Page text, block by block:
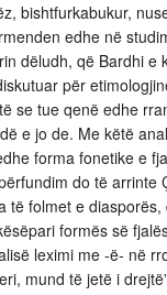
bishtfurkabukur,
edhe në
dëludh, që Bardhi e
për
se tue qenë edhe
e jo de. Me këtë
forma fonetike e
do të arrinte
të folmet e
formës së
leximi me -ë- në
mund të jetë i